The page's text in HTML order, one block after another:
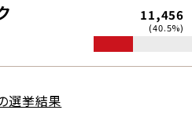
11,456
(40.5%)
選挙結果